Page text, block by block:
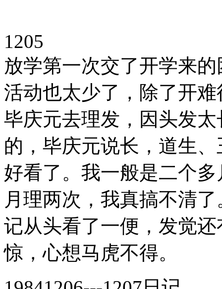
1205
放学第一次交了开学来
活动也太少了，除了开
毕庆元去理发，因头发
的，毕庆元说长，道生
好看了。我一般是二个
月理两次，我真搞不清
记从头看了一便，发觉
惊，心想马虎不得。